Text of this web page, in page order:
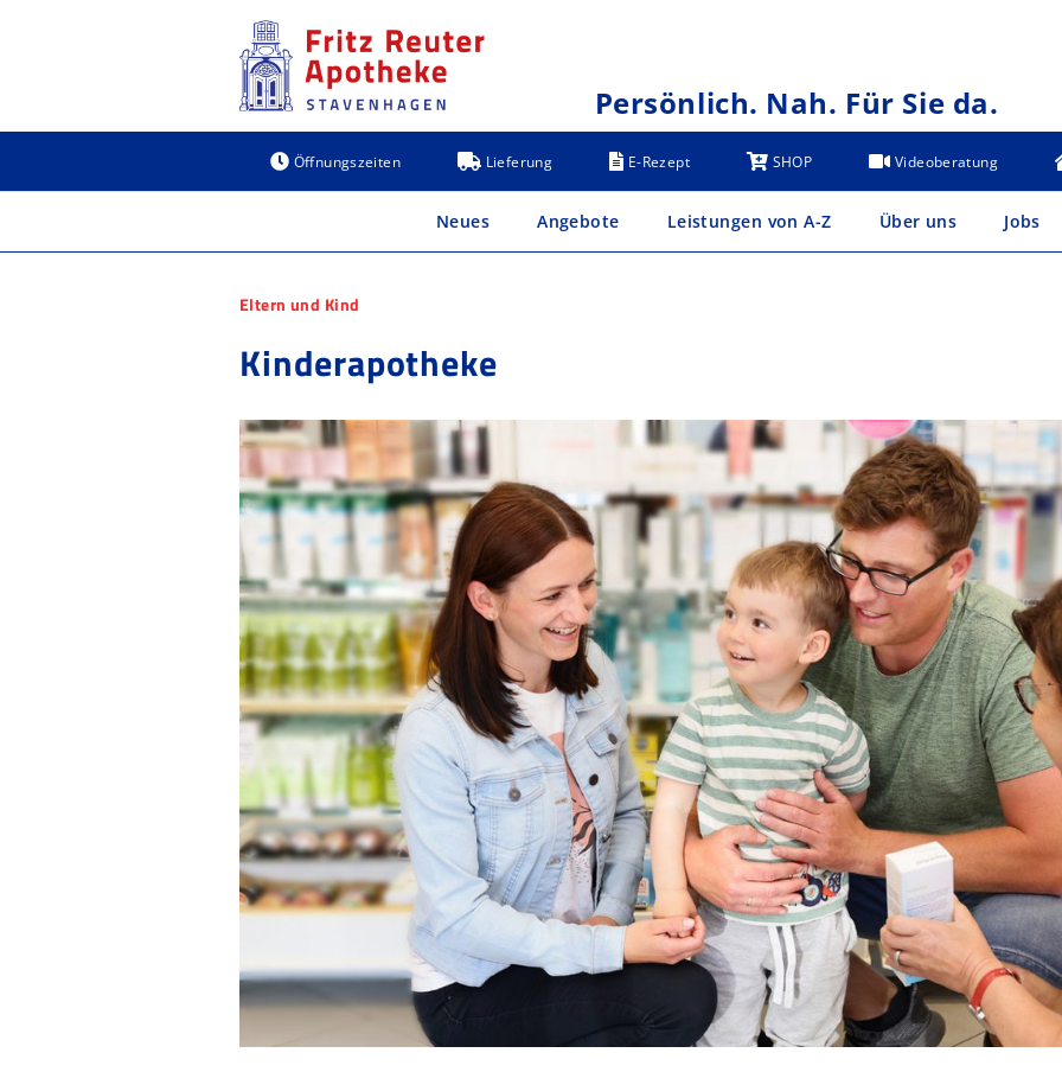
Persönlich. Nah. Für Sie da.
Öffnungszeiten Lieferung E-Rezept SHOP Videoberatung
Neues Angebote Leistungen von A-Z Über uns Jobs
Eltern und Kind
Kinderapotheke